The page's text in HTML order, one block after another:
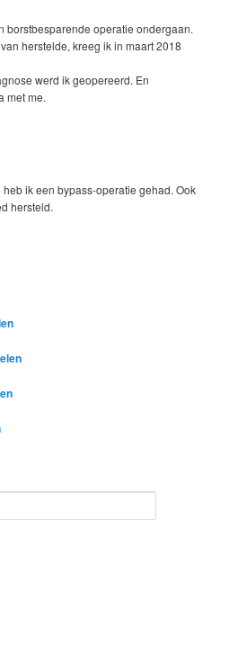
borstbesparende operatie ondergaan.
herstelde, kreeg ik in maart 2018
werd ik geopereerd. En
met me.
ik een bypass-operatie gehad. Ook
hersteld.